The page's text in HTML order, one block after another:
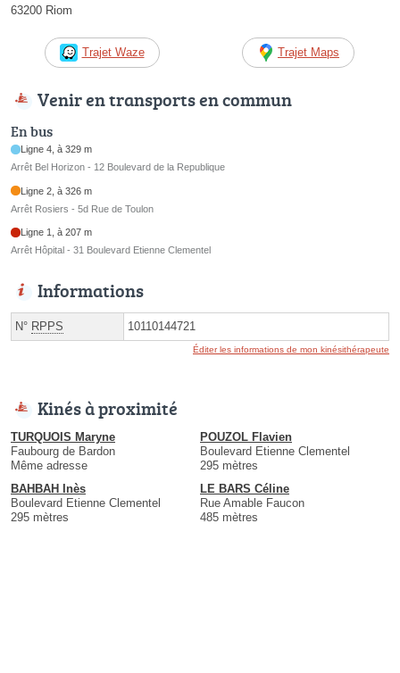
63200 Riom
Trajet Waze Trajet Maps
Venir en transports en commun
En bus
Ligne 4, à 329 m
Arrêt Bel Horizon - 12 Boulevard de la Republique
Ligne 2, à 326 m
Arrêt Rosiers - 5d Rue de Toulon
Ligne 1, à 207 m
Arrêt Hôpital - 31 Boulevard Etienne Clementel
Informations
N° RPPS 10110144721
Éditer les informations de mon kinésithérapeute
Kinés à proximité
TURQUOIS Maryne
Faubourg de Bardon
Même adresse
POUZOL Flavien
Boulevard Etienne Clementel
295 mètres
BAHBAH Inès
Boulevard Etienne Clementel
295 mètres
LE BARS Céline
Rue Amable Faucon
485 mètres